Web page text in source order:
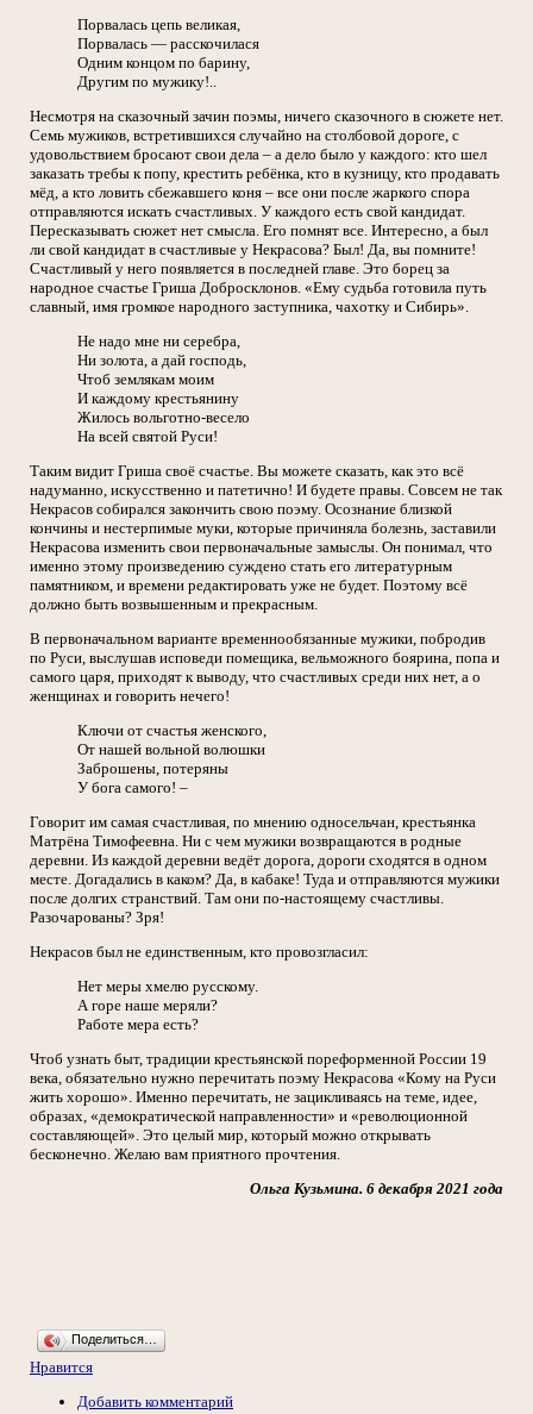
Порвалась цепь великая,
Порвалась — расскочилася
Одним концом по барину,
Другим по мужику!..
Несмотря на сказочный зачин поэмы, ничего сказочного в сюжете нет.
Семь мужиков, встретившихся случайно на столбовой дороге, с
удовольствием бросают свои дела – а дело было у каждого: кто шел
заказать требы к попу, крестить ребёнка, кто в кузницу, кто продавать
мёд, а кто ловить сбежавшего коня – все они после жаркого спора
отправляются искать счастливых. У каждого есть свой кандидат.
Пересказывать сюжет нет смысла. Его помнят все. Интересно, а был
ли свой кандидат в счастливые у Некрасова? Был! Да, вы помните!
Счастливый у него появляется в последней главе. Это борец за
народное счастье Гриша Добросклонов. «Ему судьба готовила путь
славный, имя громкое народного заступника, чахотку и Сибирь».
Не надо мне ни серебра,
Ни золота, а дай господь,
Чтоб землякам моим
И каждому крестьянину
Жилось вольготно-весело
На всей святой Руси!
Таким видит Гриша своё счастье. Вы можете сказать, как это всё
надуманно, искусственно и патетично! И будете правы. Совсем не так
Некрасов собирался закончить свою поэму. Осознание близкой
кончины и нестерпимые муки, которые причиняла болезнь, заставили
Некрасова изменить свои первоначальные замыслы. Он понимал, что
именно этому произведению суждено стать его литературным
памятником, и времени редактировать уже не будет. Поэтому всё
должно быть возвышенным и прекрасным.
В первоначальном варианте временнообязанные мужики, побродив
по Руси, выслушав исповеди помещика, вельможного боярина, попа и
самого царя, приходят к выводу, что счастливых среди них нет, а о
женщинах и говорить нечего!
Ключи от счастья женского,
От нашей вольной волюшки
Заброшены, потеряны
У бога самого! –
Говорит им самая счастливая, по мнению односельчан, крестьянка
Матрёна Тимофеевна. Ни с чем мужики возвращаются в родные
деревни. Из каждой деревни ведёт дорога, дороги сходятся в одном
месте. Догадались в каком? Да, в кабаке! Туда и отправляются мужики
после долгих странствий. Там они по-настоящему счастливы.
Разочарованы? Зря!
Некрасов был не единственным, кто провозгласил:
Нет меры хмелю русскому.
А горе наше меряли?
Работе мера есть?
Чтоб узнать быт, традиции крестьянской пореформенной России 19
века, обязательно нужно перечитать поэму Некрасова «Кому на Руси
жить хорошо». Именно перечитать, не зацикливаясь на теме, идее,
образах, «демократической направленности» и «революционной
составляющей». Это целый мир, который можно открывать
бесконечно. Желаю вам приятного прочтения.
Ольга Кузьмина. 6 декабря 2021 года
Поделиться…
Нравится
Добавить комментарий